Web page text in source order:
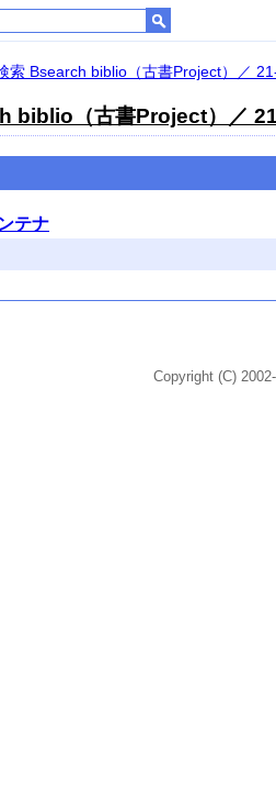
索 Bsearch biblio（古書Project）／
biblio（古書Project）／
テナ
Copyright (C)